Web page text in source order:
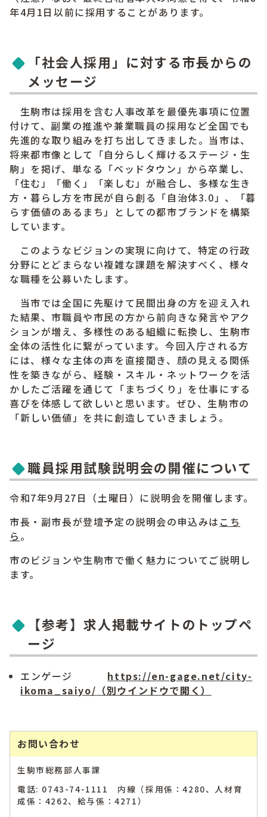
年4月1日以前に採用することがあります。
「社会人採用」に対する市長からの
メッセージ
生駒市は採用を含む人事改革を最優先事項に位置
付けて、副業の推進や兼業職員の採用など全国でも
先進的な取り組みを打ち出してきました。当市は、
将来都市像として「自分らしく輝けるステージ・生
駒」を掲げ、単なる「ベッドタウン」から卒業し、
「住む」「働く」「楽しむ」が融合し、多様な生き
方・暮らし方を市民が自ら創る「自治体3.0」、「暮
らす価値のあるまち」としての都市ブランドを構築
しています。
このようなビジョンの実現に向けて、特定の行政
分野にとどまらない複雑な課題を解決すべく、様々
な職種を公募いたします。
当市では全国に先駆けて民間出身の方を迎え入れ
た結果、市職員や市民の方から前向きな発言やアク
ションが増え、多様性のある組織に転換し、生駒市
全体の活性化に繋がっています。今回入庁される方
には、様々な主体の声を直接聞き、顔の見える関係
性を築きながら、経験・スキル・ネットワークを活
かしたご活躍を通じて「まちづくり」を仕事にする
喜びを体感して欲しいと思います。ぜひ、生駒市の
「新しい価値」を共に創造していきましょう。
職員採用試験説明会の開催について
令和7年9月27日（土曜日）に説明会を開催します。
市長・副市長が登壇予定の説明会の申込みは こち
ら 。
市のビジョンや生駒市で働く魅力についてご説明し
ます。
【参考】求人掲載サイトのトップペ
ージ
エンゲージ https://en-gage.net/city-
ikoma_saiyo/ （別ウインドウで開く）
お問い合わせ
生駒市総務部人事課
電話: 0743-74-1111 内線（採用係：4280、人材育
成係：4262、給与係：4271）